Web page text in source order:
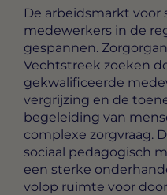
De arbeidsmarkt voor
medewerkers in de
gespannen.
Vechtstreek zoeken
gekwalificeerde
vergrijzing en de
begeleiding van
complexe zorgvraag.
sociaal pedagogisch
een sterke
volop ruimte voor